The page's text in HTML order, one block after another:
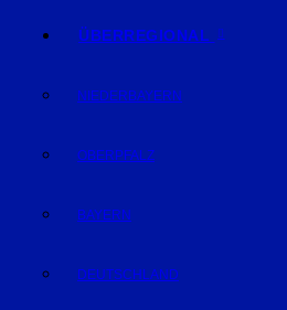
ÜBERREGIONAL
NIEDERBAYERN
OBERPFALZ
BAYERN
DEUTSCHLAND